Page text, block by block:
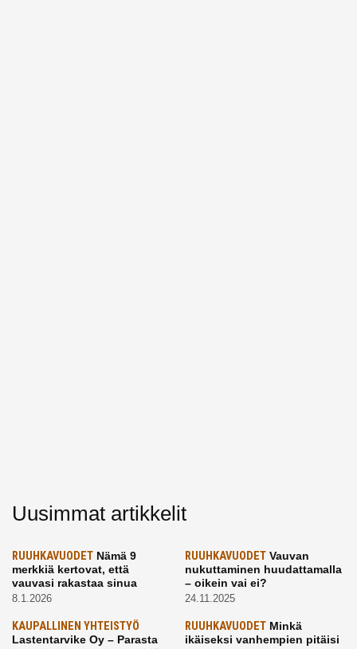
Uusimmat artikkelit
RUUHKAVUODET Nämä 9
merkkiä kertovat, että
vauvasi rakastaa sinua
8.1.2026
RUUHKAVUODETVauvan
nukuttaminen huudattamalla
– oikein vai ei?
24.11.2025
KAUPALLINEN YHTEISTYÖ
Lastentarvike Oy – Parasta
RUUHKAVUODETMinkä
ikäiseksi vanhempien pitäisi